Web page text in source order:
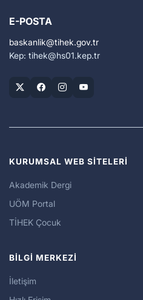
E-POSTA
baskanlik tihek.gov.tr
Kep: tihek hs01.kep.tr
KURUMSAL WEB SİTELERİ
Akademik Dergi
UÖM Portal
TİHEK Çocuk
BİLGİ MERKEZİ
İletişim